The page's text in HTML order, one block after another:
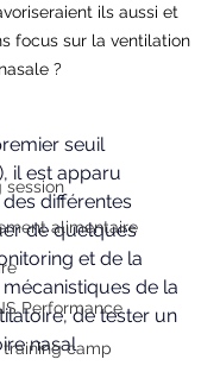
session
alimentaire
Performance
camp
ils aussi et
focus sur la ventilation
nasale ?
seuil
il est apparu
différentes
de quelques
et de la
de la
de tester un
nasal